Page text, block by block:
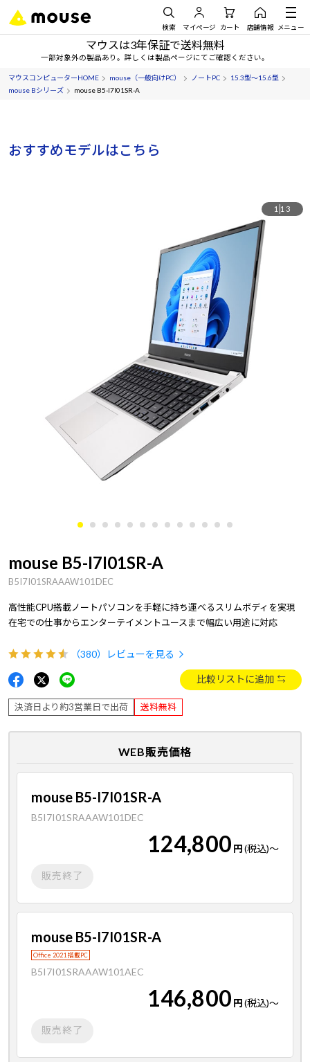
検索 マイページ カート 店舗情報 メニュー
マウスは3年保証で送料無料
一部対象外の製品あり。詳しくは製品ページにてご確認ください。
マウスコンピューターHOME mouse（一般向けPC） ノートPC
15.3型～15.6型
mouse Bシリーズ
mouse B5-I7I01SR-A
おすすめモデルはこちら
1 13
mouse B5-I7I01SR-A
B5I7I01SRAAAW101DEC
高性能CPU搭載ノートパソコンを手軽に持ち運べるスリムボディを実現
在宅での仕事からエンターテイメントユースまで幅広い用途に対応
（380） レビューを見る
比較リストに追加
決済日より約3営業日で出荷 送料無料
WEB販売価格
mouse B5-I7I01SR-A
B5I7I01SRAAAW101DEC
124,800 円(税込)～
販売終了
mouse B5-I7I01SR-A
Office 2021 搭載PC
B5I7I01SRAAAW101AEC
146,800 円(税込)～
販売終了